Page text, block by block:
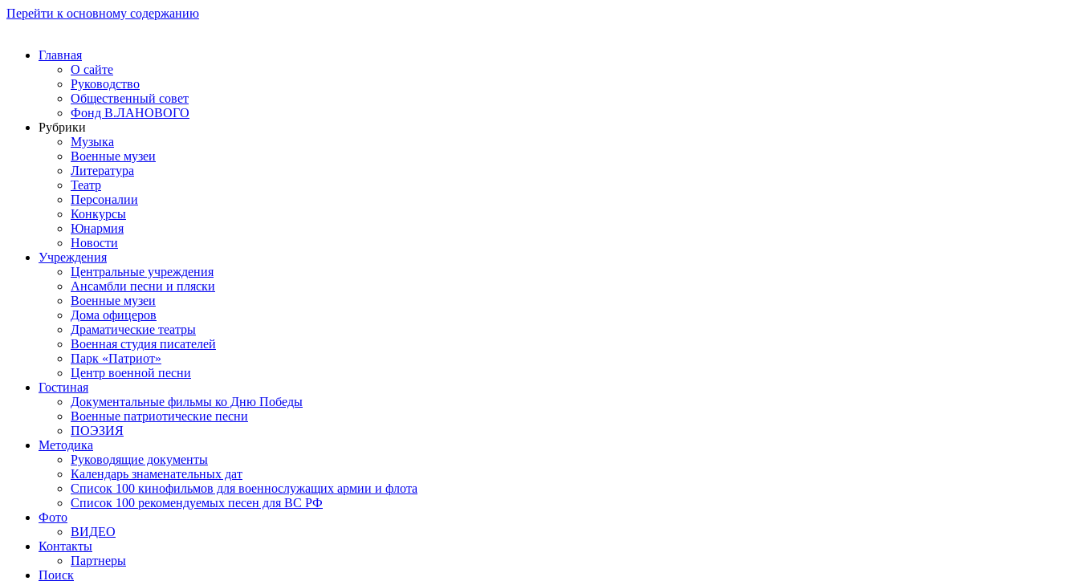
Перейти к основному содержанию
Главная
О сайте
Руководство
Общественный совет
Фонд В.ЛАНОВОГО
Рубрики
Музыка
Военные музеи
Литература
Театр
Персоналии
Конкурсы
Юнармия
Новости
Учреждения
Центральные учреждения
Ансамбли песни и пляски
Военные музеи
Дома офицеров
Драматические театры
Военная студия писателей
Парк «Патриот»
Центр военной песни
Гостиная
Документальные фильмы ко Дню Победы
Военные патриотические песни
ПОЭЗИЯ
Методика
Руководящие документы
Календарь знаменательных дат
Список 100 кинофильмов для военнослужащих армии и флота
Список 100 рекомендуемых песен для ВС РФ
Фото
ВИДЕО
Контакты
Партнеры
Поиск